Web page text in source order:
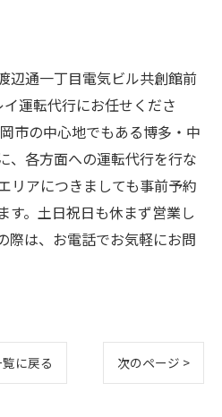
辺通一丁目電気ビル共創館前
運転代行にお任せくださ
市の中心地でもある博多・中
、各方面への運転代行を行な
リアにつきましても事前予約
す。土日祝日も休まず営業し
際は、お電話でお気軽にお問
に戻る 次のページ >